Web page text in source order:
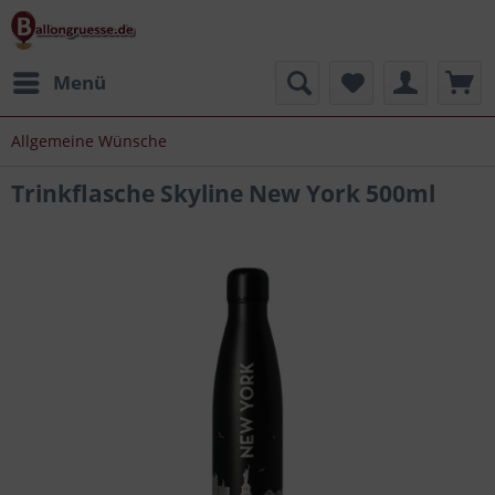
Menü
Allgemeine Wünsche
Trinkflasche Skyline New York 500ml